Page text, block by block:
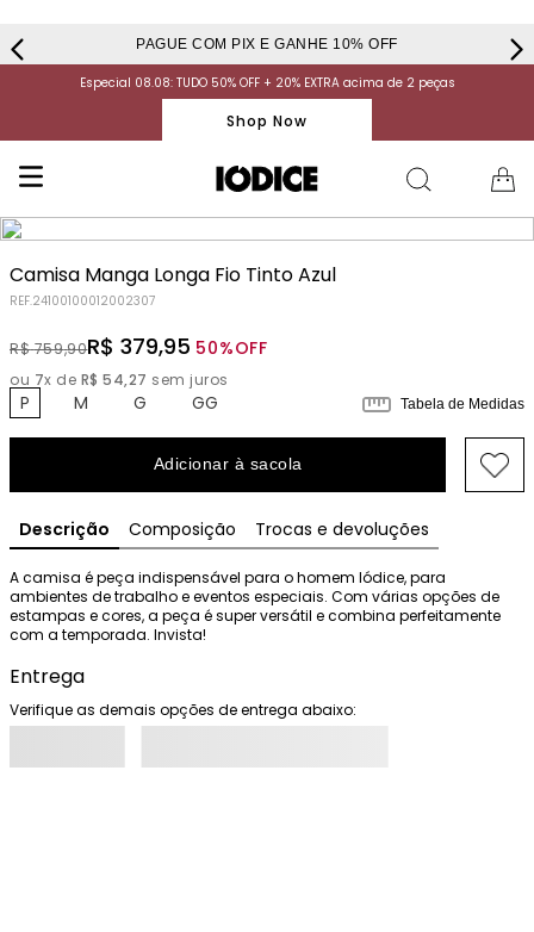
PAGUE COM PIX E GANHE 10% OFF
Especial 08.08: TUDO 50% OFF + 20% EXTRA acima de 2 peças
Shop Now
Camisa Manga Longa Fio Tinto Azul
REF.24100100012002307
R$ 759,90R$ 379,95 50%OFF
ou 7x de R$ 54,27 sem juros
P M G GG Tabela de Medidas
Adicionar à sacola
Descrição Composição Trocas e devoluções
A camisa é peça indispensável para o homem Iódice, para
ambientes de trabalho e eventos especiais. Com várias opções de
estampas e cores, a peça é super versátil e combina perfeitamente
com a temporada. Invista!
Entrega
Verifique as demais opções de entrega abaixo: